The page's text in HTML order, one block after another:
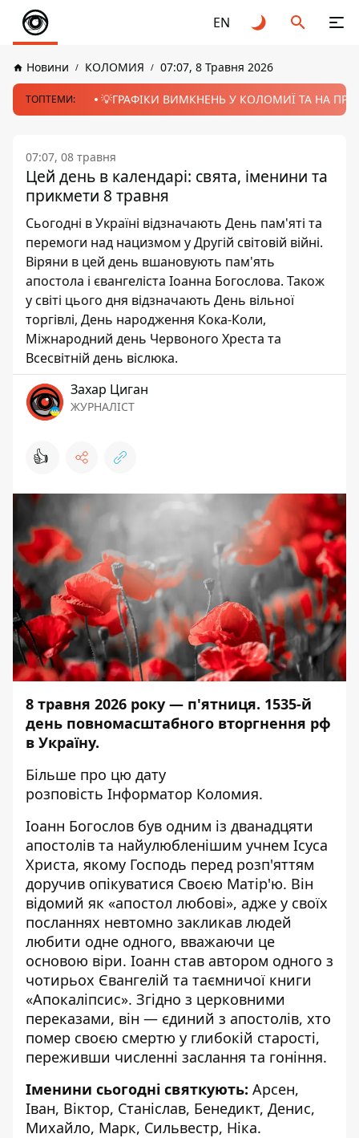
EN
Новини КОЛОМИЯ 07:07, 8 Травня 2026
ТОПТЕМИ: 💡ГРАФІКИ ВИМКНЕНЬ У КОЛОМИЇ ТА НА
07:07, 08 травня
Цей день в календарі: свята, іменини та
прикмети 8 травня
Сьогодні в Україні відзначають День пам'яті та
перемоги над нацизмом у Другій світовій війні.
Віряни в цей день вшановують пам'ять
апостола і євангеліста Іоанна Богослова. Також
у світі цього дня відзначають День вільної
торгівлі, День народження Кока-Коли,
Міжнародний день Червоного Хреста та
Всесвітній день віслюка.
Захар Циган
ЖУРНАЛІСТ
👍
8 травня 2026 року — п'ятниця. 1535-й
день повномасштабного вторгнення рф
в Україну.
Більше про цю дату
розповість Інформатор Коломия.
Іоанн Богослов був одним із дванадцяти
апостолів та найулюбленішим учнем Ісуса
Христа, якому Господь перед розп'яттям
доручив опікуватися Своєю Матір'ю. Він
відомий як «апостол любові», адже у своїх
посланнях невтомно закликав людей
любити одне одного, вважаючи це
основою віри. Іоанн став автором одного з
чотирьох Євангелій та таємничої книги
«Апокаліпсис». Згідно з церковними
переказами, він — єдиний з апостолів, хто
помер своєю смертю у глибокій старості,
переживши численні заслання та гоніння.
Іменини сьогодні святкують: Арсен,
Іван, Віктор, Станіслав, Бенедикт, Денис,
Михайло, Марк, Сильвестр, Ніка.